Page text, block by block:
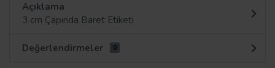
Açıklama
3 cm Çapında Baret Etiketi
Değerlendirmeler 0